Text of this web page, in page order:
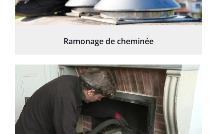
Ramonage de cheminée